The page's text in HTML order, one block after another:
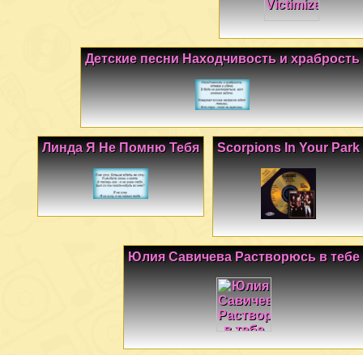
Детские песни Находчивость и храбрость
Scorpions In Your Park
Линда Я Не Помню Тебя
Юлия Савичева Растворюсь в тебе